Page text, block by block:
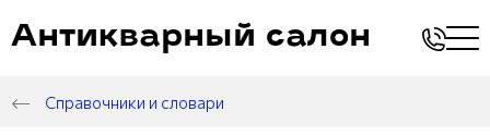
Антикварный салон
Справочники и словари